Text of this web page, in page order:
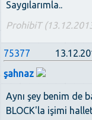
Saygılarımla..
ProhibiT
75377
şahnaz
Aynı şey benim de
BLOCK'la işimi